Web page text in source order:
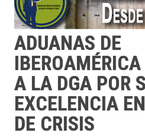
ADUANAS DE
A LA DGA POR
EXCELENCIA
DE CRISIS